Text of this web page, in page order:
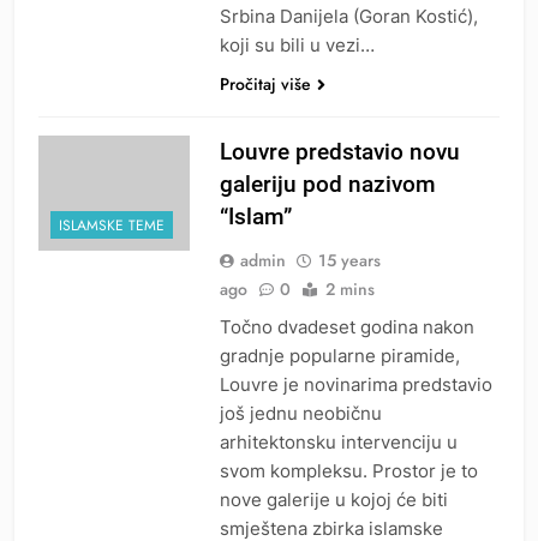
Srbina Danijela (Goran Kostić),
koji su bili u vezi…
Pročitaj više
ISLAMSKE TEME
Louvre predstavio novu
galeriju pod nazivom
“Islam”
admin
15 years
ago
0 2 mins
Točno dvadeset godina nakon
gradnje popularne piramide,
Louvre je novinarima predstavio
još jednu neobičnu
arhitektonsku intervenciju u
svom kompleksu. Prostor je to
nove galerije u kojoj će biti
smještena zbirka islamske